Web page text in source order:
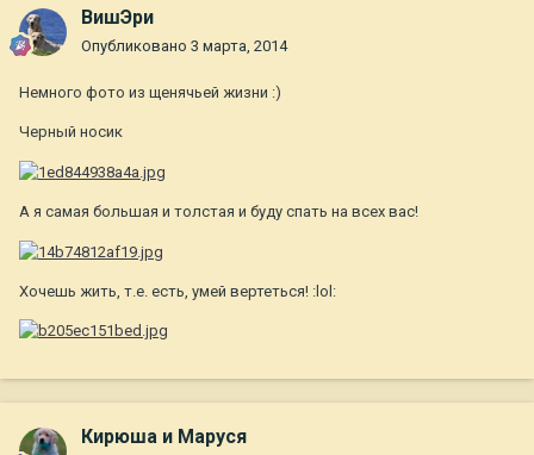
ВишЭри
Опубликовано 3 марта, 2014
Немного фото из щенячьей жизни :)
Черный носик
А я самая большая и толстая и буду спать на всех вас!
Хочешь жить, т.е. есть, умей вертеться! :lol:
Кирюша и Маруся